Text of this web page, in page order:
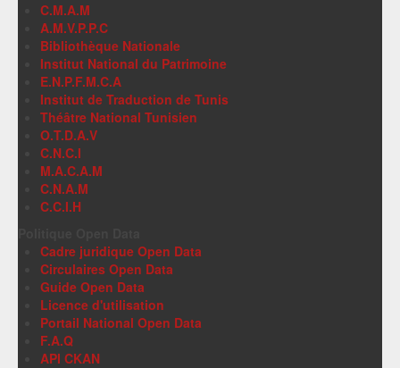
C.M.A.M
A.M.V.P.P.C
Bibliothèque Nationale
Institut National du Patrimoine
E.N.P.F.M.C.A
Institut de Traduction de Tunis
Théâtre National Tunisien
O.T.D.A.V
C.N.C.I
M.A.C.A.M
C.N.A.M
C.C.I.H
Cadre juridique Open Data
Circulaires Open Data
Guide Open Data
Licence d'utilisation
Portail National Open Data
F.A.Q
API CKAN